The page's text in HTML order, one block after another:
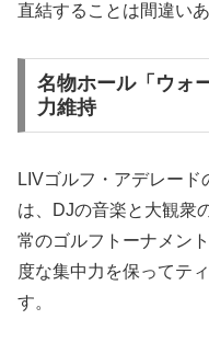
直結することは間違いあ
名物ホール「ウォ
力維持
LIVゴルフ・アデレー
は、DJの音楽と大観衆
常のゴルフトーナメン
度な集中力を保ってテ
す。